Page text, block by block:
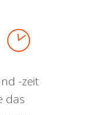
-zeit
das